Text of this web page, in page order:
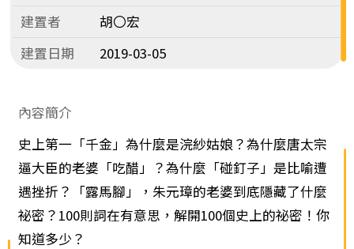
建置者
胡〇宏
建置日期
2019-03-05
內容簡介
史上第一「千金」為什麼是浣紗姑娘？為什麼唐太宗
逼大臣的老婆「吃醋」？為什麼「碰釘子」是比喻遭
遇挫折？「露馬腳」，朱元璋的老婆到底隱藏了什麼
祕密？100則詞在有意思，解開100個史上的祕密！你
知道多少？